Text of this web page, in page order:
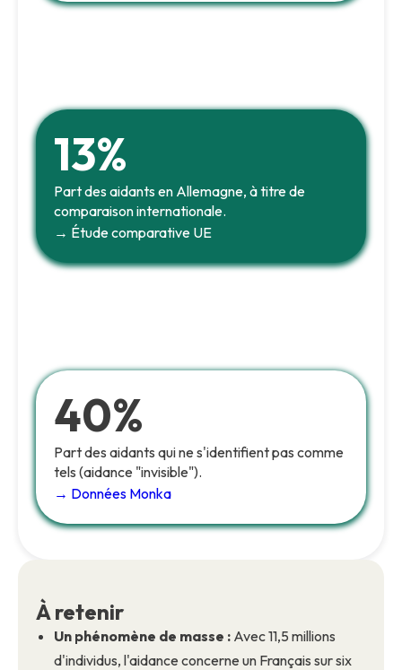
13%
Part des aidants en Allemagne, à titre de
comparaison internationale.
→ Étude comparative UE
40%
Part des aidants qui ne s'identifient pas comme
tels (aidance "invisible").
→ Données Monka
À retenir
Un phénomène de masse : Avec 11,5 millions
d'individus, l'aidance concerne un Français sur six